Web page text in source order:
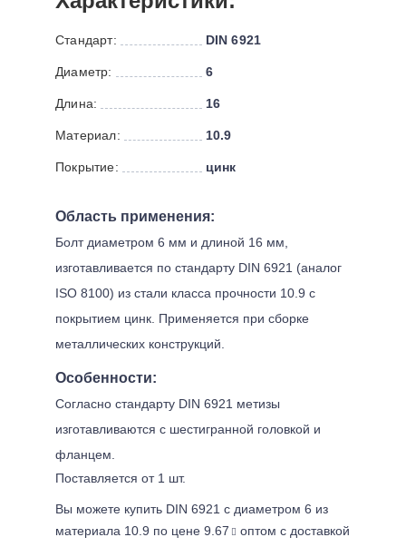
Стандарт: DIN 6921
Диаметр: 6
Длина: 16
Материал: 10.9
Покрытие: цинк
Область применения:
Болт диаметром 6 мм и длиной 16 мм,
изготавливается по стандарту DIN 6921 (аналог
ISO 8100) из стали класса прочности 10.9 с
покрытием цинк. Применяется при сборке
металлических конструкций.
Особенности:
Согласно стандарту DIN 6921 метизы
изготавливаются с шестигранной головкой и
фланцем.
Поставляется от 1 шт.
Вы можете купить DIN 6921 с диаметром 6 из
материала 10.9 по цене 9.67
оптом с доставкой